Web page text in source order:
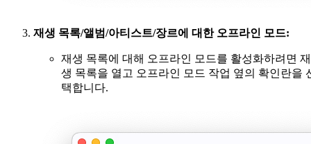
재생 목록/앨범/아티스트/장르에 대한 오프라인 모드:
재생 목록에 대해 오프라인 모드를 활성화하려면 재
생 목록을 열고 오프라인 모드 작업 옆의 확인란을
택합니다.